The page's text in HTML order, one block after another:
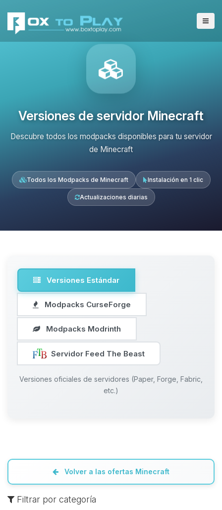
Versiones de servidor Minecraft
Descubre todos los modpacks disponibles para tu servidor
de Minecraft
Todos los Modpacks de Minecraft Instalación en 1 clic
Actualizaciones diarias
Versiones Estándar
Modpacks CurseForge
Modpacks Modrinth
Servidor Feed The Beast
Versiones oficiales de servidores (Paper, Forge, Fabric,
etc.)
Volver a las ofertas Minecraft
Filtrar por categoría